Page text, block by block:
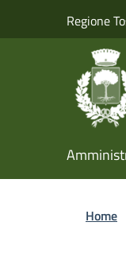
Regione
Home